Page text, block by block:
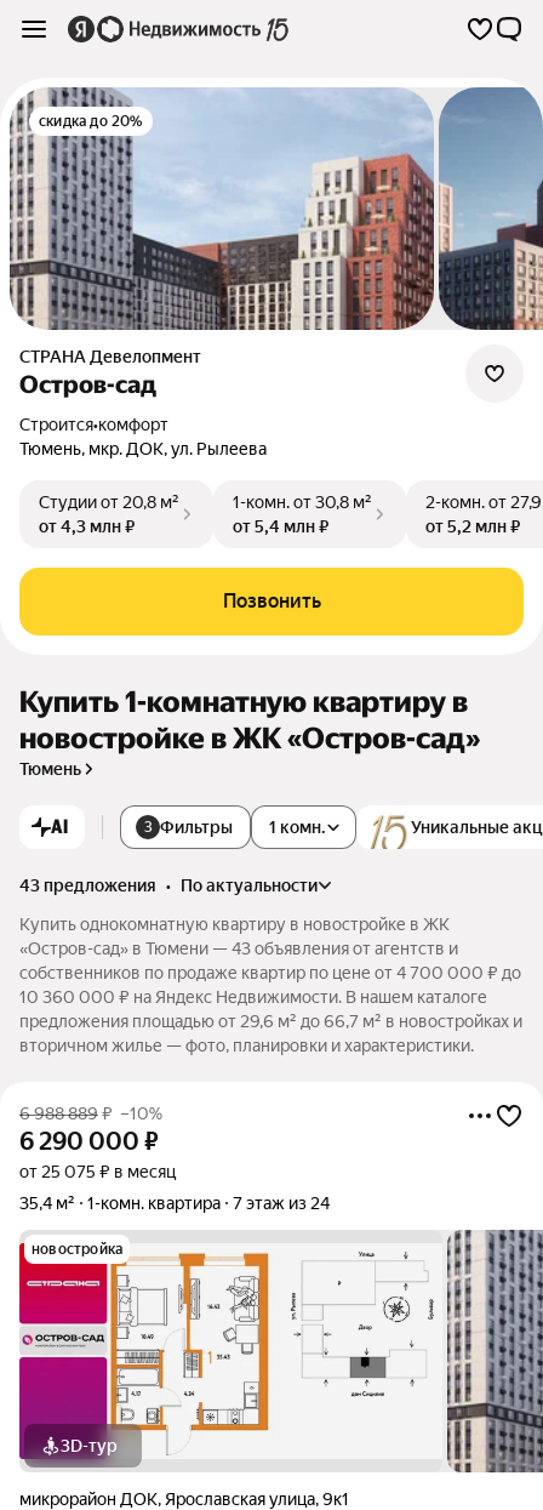
скидка до 20%
СТРАНА Девелопмент
Остров-сад
Строится•комфорт
Тюмень, мкр. ДОК,ул. Рылеева
Студииот 20,8 м²
от 4,3 млн ₽
1-комн.от 30,8 м²
от 5,4 млн ₽
2-комн.от
от 5,2 млн ₽
Позвонить
Купить 1-комнатную квартиру в
новостройке в ЖК «Остров-сад»
Тюмень
AI 3 Фильтры Уникальные
1 комн.
43 предложения •
по актуальности
Купить однокомнатную квартиру в новостройке в ЖК
«Остров-сад» в Тюмени — 43 объявления от агентств и
собственников по продаже квартир по цене от 4 700 000 ₽ до
10 360 000 ₽ на Яндекс Недвижимости. В нашем каталоге
предложения площадью от 29,6 м² до 66,7 м² в новостройках и
вторичном жилье — фото, планировки и характеристики.
6 988 889₽ –10%
6 290 000 ₽
от 25 075 ₽ в месяц
35,4 м²
1-комн. квартира 7 этаж из 24
новостройка
3D-тур
микрорайон ДОК, Ярославская улица,9к1